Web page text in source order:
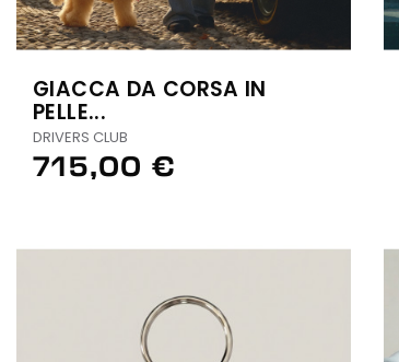
GIACCA DA CORSA IN
PELLE...
DRIVERS CLUB
715,00 €